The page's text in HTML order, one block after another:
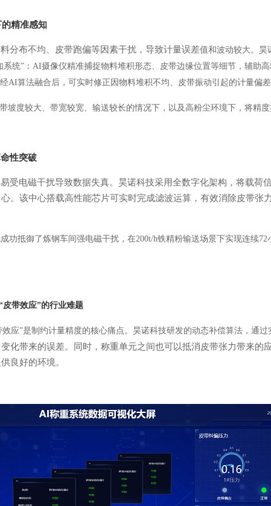
的精准感知
分布不均、皮带跑偏等因素干扰，导致计量误差值和波动较大。昊
统”：AI摄像仪精准捕捉物料堆积形态、皮带边缘位置等细节，辅助
AI算法融合后，可实时修正因物料堆积不均、皮带振动引起的计量偏差
坡度较大、带宽较宽、输送较长的情况下，以及高粉尘环境下，将精
性突破
受电磁干扰导致数据失真。昊诺科技采用全数字化架构，将载荷
。该中心搭载高性能芯片可实时完成滤波运算，有效消除皮带张
功抵御了炼钢车间强电磁干扰，在200t/h铁精粉输送场景下实现连续
皮带效应”的行业难题
效应”是制约计量精度的核心痛点。昊诺科技研发的动态补偿算法，通
化带来的误差。同时，称重单元之间也可以抵消皮带张力带来的
良好的环境。